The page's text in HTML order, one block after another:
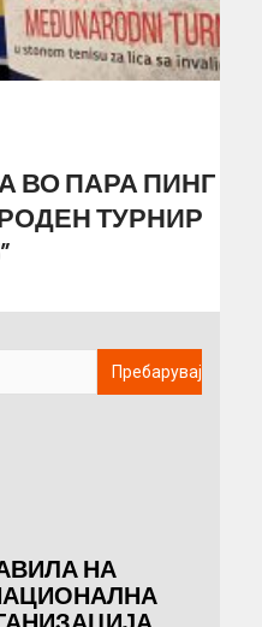
ВО ПАРА ПИНГ
ТУРНИР
НА